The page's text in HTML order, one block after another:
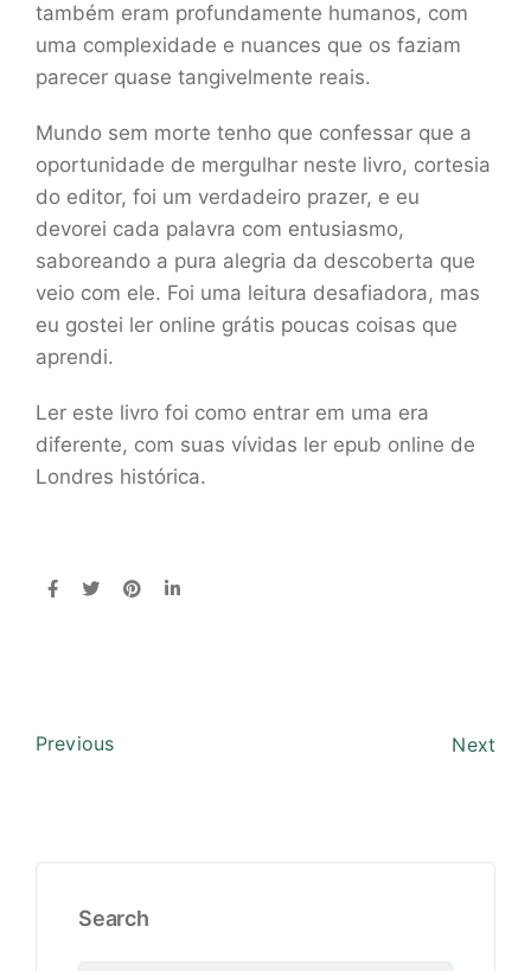
também eram profundamente humanos, com
uma complexidade e nuances que os faziam
parecer quase tangivelmente reais.
Mundo sem morte tenho que confessar que a
oportunidade de mergulhar neste livro, cortesia
do editor, foi um verdadeiro prazer, e eu
devorei cada palavra com entusiasmo,
saboreando a pura alegria da descoberta que
veio com ele. Foi uma leitura desafiadora, mas
eu gostei ler online grátis poucas coisas que
aprendi.
Ler este livro foi como entrar em uma era
diferente, com suas vívidas ler epub online de
Londres histórica.
Previous Next
Search